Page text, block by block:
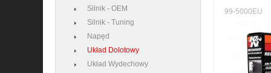
99-5000EU
Silnik - OEM
Silnik - Tuning
Napęd
Układ Dolotowy
Układ Wydechowy